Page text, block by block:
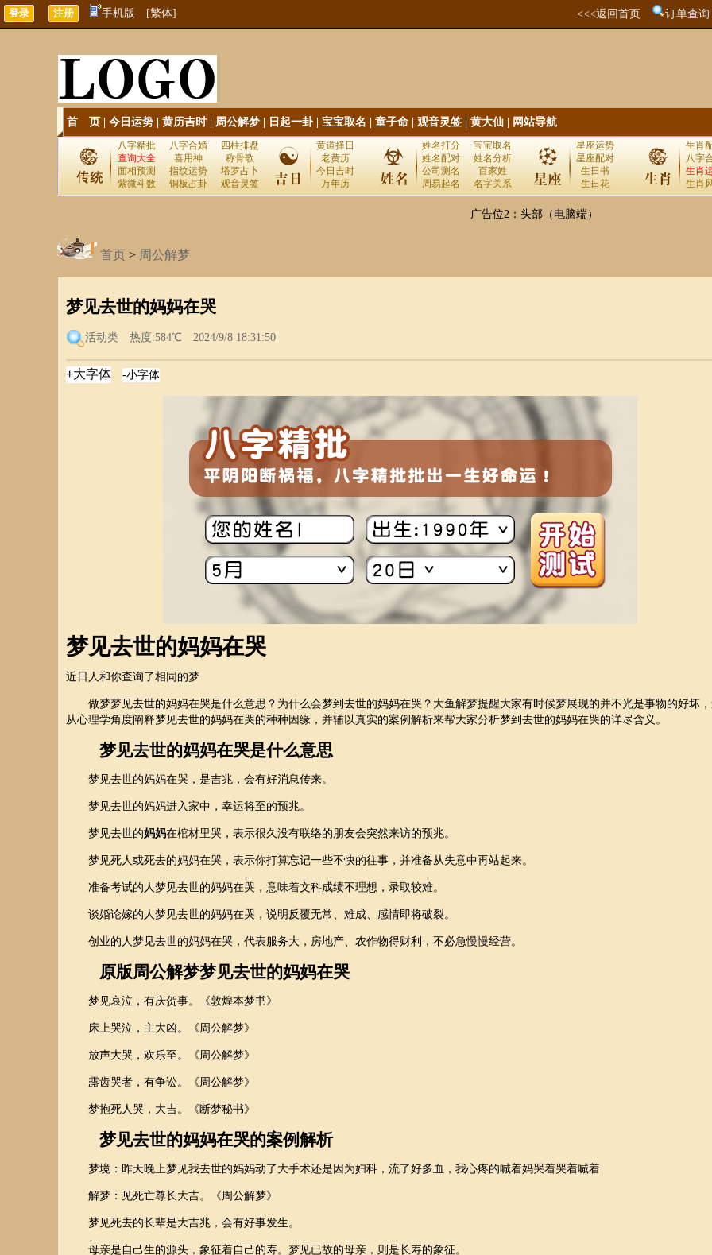
手机版 [繁体] <<<返回首页 订单查询
首 页 今日运势 黄历吉时| 周公解梦 日起一卦| 宝宝取名 童子命 观音灵签 黄大仙 网站导航
八字精批 八字合婚
四柱排盘
查询大全
喜用神
称骨歌
面相预测
指纹运势
塔罗占卜
紫微斗数
铜板占卦 观音灵签
黄道择日
老黄历
今日吉时
万年历
姓名打分
宝宝取名
姓名配对
姓名分析
公司测名
百家姓
周易起名
名字关系
星座运势
星座配对
生日书
生日花
生肖
八字
生肖
生肖
广告位2：头部（电脑端）
首页 > 周公解梦
梦见去世的妈妈在哭
活动类 热度:584℃ 2024/9/8 18:31:50
梦见去世的妈妈在哭
近日 人和你查询了相同的梦
做梦梦见去世的妈妈在哭是什么意思？为什么会梦到去世的妈妈在哭？大鱼解梦提醒大家有时候梦展现的并不光是事物的好坏
从心理学角度阐释梦见去世的妈妈在哭的种种因缘，并辅以真实的案例解析来帮大家分析梦到去世的妈妈在哭的详尽含义。
梦见去世的妈妈在哭是什么意思
梦见去世的妈妈在哭，是吉兆，会有好消息传来。
梦见去世的妈妈进入家中，幸运将至的预兆。
梦见去世的妈妈在棺材里哭，表示很久没有联络的朋友会突然来访的预兆。
梦见死人或死去的妈妈在哭，表示你打算忘记一些不快的往事，并准备从失意中再站起来。
准备考试的人梦见去世的妈妈在哭，意味着文科成绩不理想，录取较难。
谈婚论嫁的人梦见去世的妈妈在哭，说明反覆无常、难成、感情即将破裂。
创业的人梦见去世的妈妈在哭，代表服务大，房地产、农作物得财利，不必急慢慢经营。
原版周公解梦梦见去世的妈妈在哭
梦见哀泣，有庆贺事。《敦煌本梦书》
床上哭泣，主大凶。《周公解梦》
放声大哭，欢乐至。《周公解梦》
露齿哭者，有争讼。《周公解梦》
梦抱死人哭，大吉。《断梦秘书》
梦见去世的妈妈在哭的案例解析
梦境：昨天晚上梦见我去世的妈妈动了大手术还是因为妇科，流了好多血，我心疼的喊着妈哭着哭着喊着
解梦：见死亡尊长大吉。《周公解梦》
梦见死去的长辈是大吉兆，会有好事发生。
母亲是自己生的源头，象征着自己的寿。梦见已故的母亲，则是长寿的象征。